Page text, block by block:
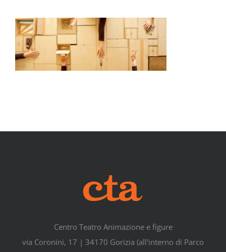
Centro Teatro Animazione e figure
via Coronini, 17 | 34170 Gorizia (all'interno di Parco